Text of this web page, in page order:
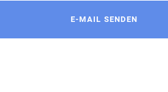
E-MAIL SENDEN